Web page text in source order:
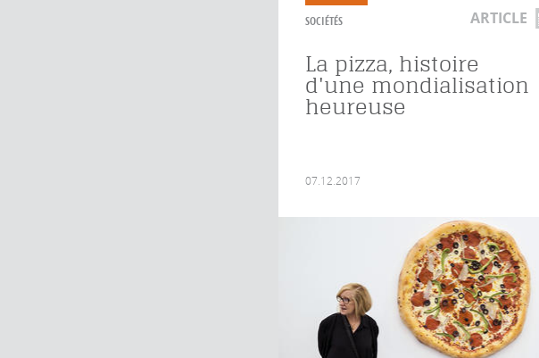
SOCIÉTÉS ARTICLE
La pizza, histoire
d'une mondialisation
heureuse
07.12.2017